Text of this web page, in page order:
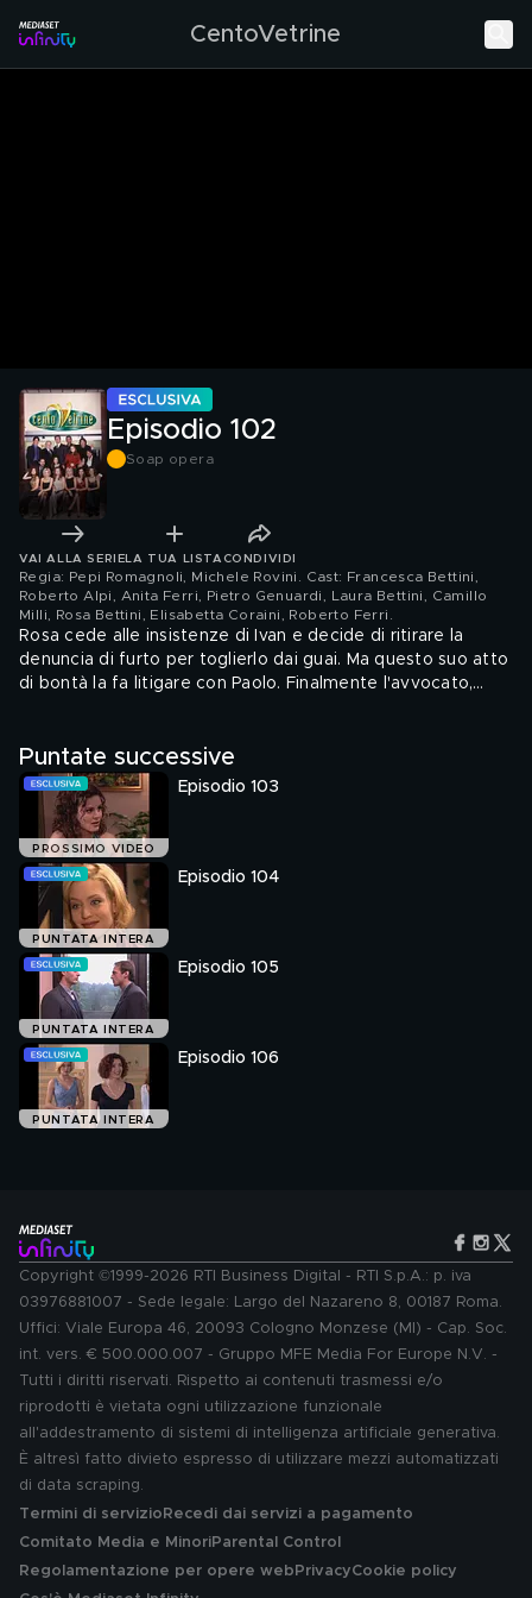
CentoVetrine
Episodio 102
Soap opera
VAI ALLA SERIE LA TUA LISTA CONDIVIDI
Regia: Pepi Romagnoli, Michele Rovini. Cast: Francesca Bettini,
Roberto Alpi, Anita Ferri, Pietro Genuardi, Laura Bettini, Camillo
Milli, Rosa Bettini, Elisabetta Coraini, Roberto Ferri
Rosa cede alle insistenze di Ivan e decide di ritirare la
denuncia di furto per toglierlo dai guai. Ma questo suo atto
di bontà la fa litigare con Paolo. Finalmente l'avvocato,
mai a sapere. Anita e Federico continuano a stare distanti
ma a pensare l'uno all'altra incessantemente: riusciranno a
rivedersi?
Puntate successive
PROSSIMO VIDEO
Episodio 103
PUNTATA INTERA
Episodio 104
PUNTATA INTERA
Episodio 105
PUNTATA INTERA
Episodio 106
Copyright ©1999-2026 RTI Business Digital - RTI S.p.A.: p. iva
03976881007 - Sede legale: Largo del Nazareno 8, 00187 Roma.
Uffici: Viale Europa 46, 20093 Cologno Monzese (MI) - Cap. Soc.
int. vers. € 500.000.007 - Gruppo MFE Media For Europe N.V. -
Tutti i diritti riservati. Rispetto ai contenuti trasmessi e/o
riprodotti è vietata ogni utilizzazione funzionale
all'addestramento di sistemi di intelligenza artificiale generativa.
È altresì fatto divieto espresso di utilizzare mezzi automatizzati
di data scraping.
Termini di servizio Recedi dai servizi a pagamento
Comitato Media e MinoriParental Control
Regolamentazione per opere web PrivacyCookie policy